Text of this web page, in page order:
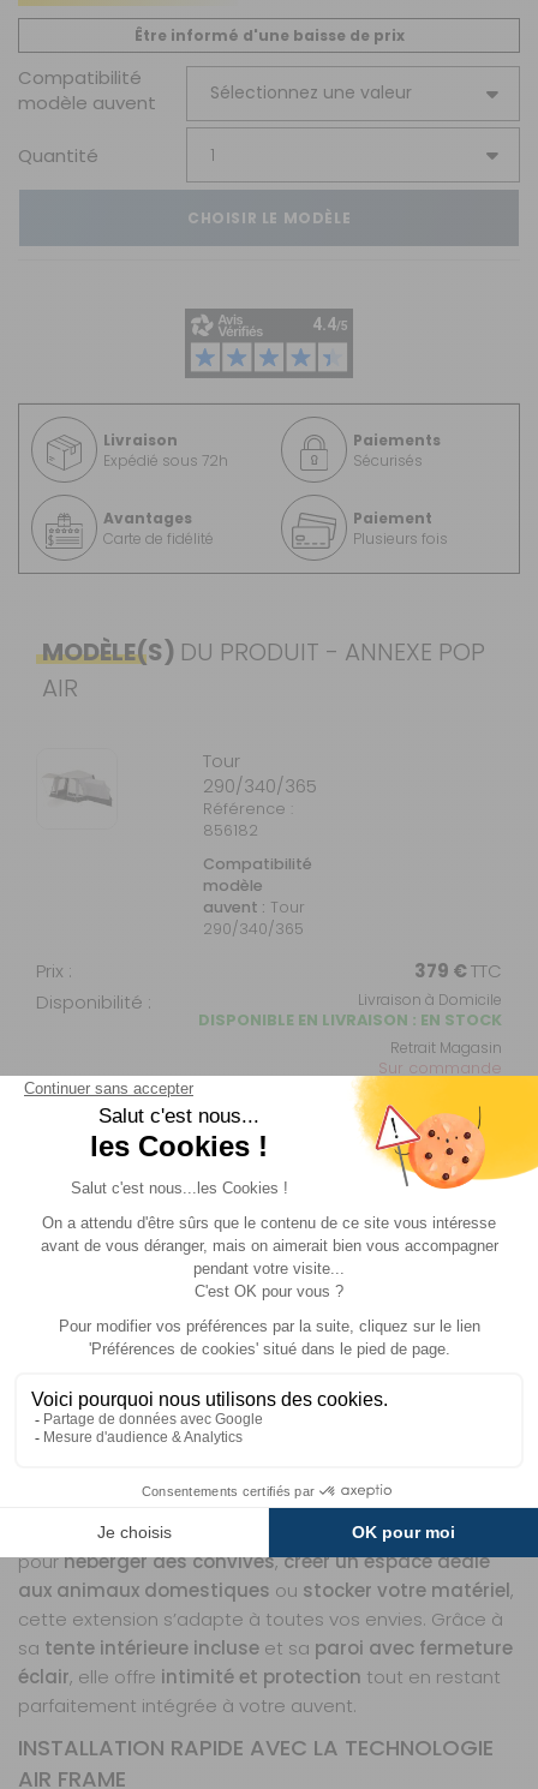
Être informé d'une baisse de prix
Compatibilité
modèle auvent
Quantité
CHOISIR LE MODÈLE
Livraison
Expédié sous 72h
Paiements
Sécurisés
Avantages
Carte de fidélité
Paiement
Plusieurs fois
MODÈLE(S) DU PRODUIT - ANNEXE POP
AIR
Tour
290/340/365
Référence :
856182
Compatibilité
modèle
auvent : Tour
290/340/365
Prix : 379 €TTC
Disponibilité :
Livraison à Domicile
DISPONIBLE EN LIVRAISON : EN STOCK
Retrait Magasin
Sur commande
Contactez-nous au
04 68 41 42 42
AJOUTER AU PANIER
+ produits
ANNEXE POP AIR DOMETIC : UN ESPACE
EN CAMPING
UN ESPACE POLYVALENT POUR VOS BESOINS EN
Annexe Pop Air DOMETICest la solution parfaite pour
agrandir votre espace de vie
en camping. Que ce soit
pourhéberger des convives,créer un espace dédié
aux animaux domestiques ou stocker votre matériel,
cette extension s’adapte à toutes vos envies. Grâce à
sa tente intérieure incluse et sa paroi avec fermeture
éclair, elle offre intimité et protection tout en restant
parfaitement intégrée à votre auvent.
INSTALLATION RAPIDE AVEC LA TECHNOLOGIE
AIR FRAME